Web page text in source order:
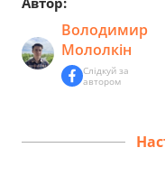
Володимир
Мололкін
Слідкуй за
автором